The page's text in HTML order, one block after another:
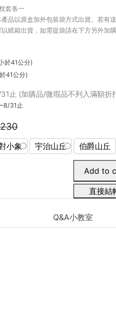
套各一
品以原盒加外包裝袋方式出貨。若有
紙箱出貨， 如需提袋請在下方另外加購
於41公分)
41公分)
止 (加購品/微瑕品不列入滿額折
31止
小象 宇治山丘
伯爵山丘
直接結
Q&A小教室